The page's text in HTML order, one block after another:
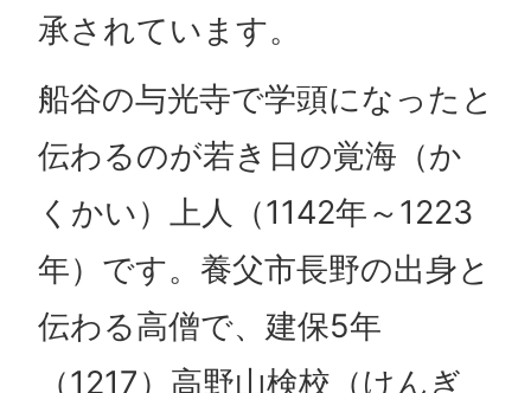
承されています。
船谷の与光寺で学頭になったと
伝わるのが若き日の覚海（か
くかい）上人（1142年～1223
年）です。養父市長野の出身と
伝わる高僧で、建保5年
（1217）高野山検校（けんぎ